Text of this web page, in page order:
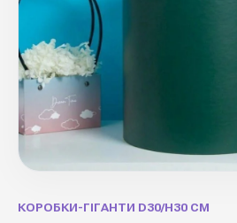
КОРОБКИ-ГІГАНТИ D30/H30 CM